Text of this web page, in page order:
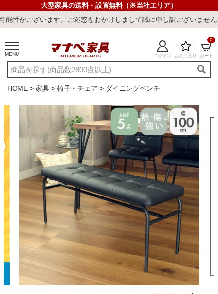
大型家具の送料・設置無料（※当社エリア）
。ご迷惑をおかけしまして誠に申し訳ございません。
MENU ログイン お気に入り カート
0
ご利用ガイド 新規会員登録
店舗一覧 閲覧履歴
キーワード・商品番号で探す
最短発送 冷感ラグ 冷感寝具 ワークデスク ウィルトンラ
ソファ
HOME 家具 椅子・チェア ダイニングベンチ